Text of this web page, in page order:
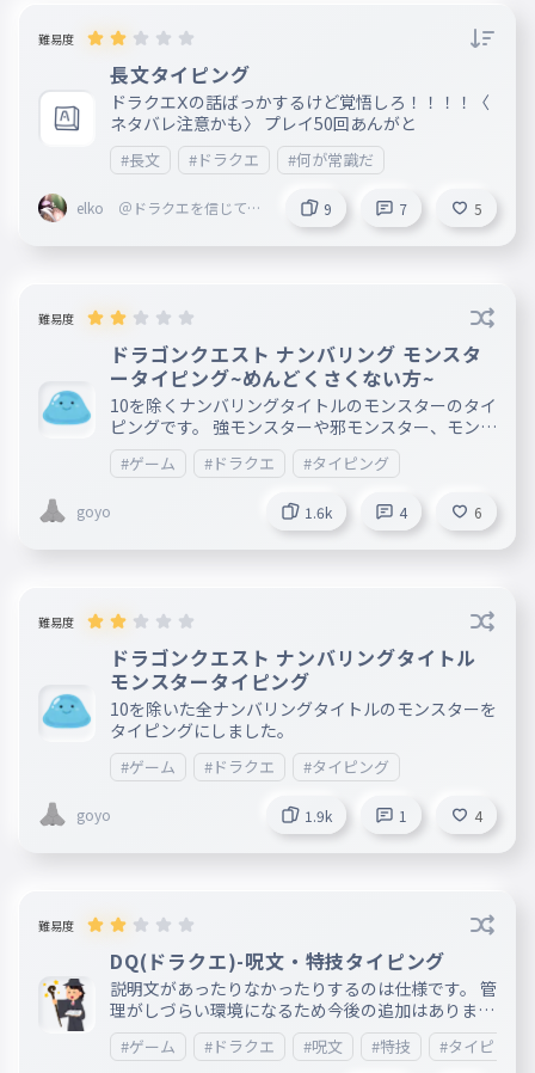
難易度
長文タイピング
ドラクエⅩの話ばっかするけど覚悟しろ！！！！〈
ネタバレ注意かも〉 プレイ50回あんがと
#長文 #ドラクエ #何が常識だ
elko ＠ドラクエを信じて生
9 7 5
難易度
ドラゴンクエスト ナンバリング モンスタ
ータイピング~めんどくさくない方~
10を除くナンバリングタイトルのモンスターのタイ
ピングです。 強モンスターや邪モンスター、モンス
ターではないと思われるものを削除してやりやすく
しました。
#ゲーム #ドラクエ #タイピング
goyo 1.6k 4 6
難易度
ドラゴンクエスト ナンバリングタイトル
モンスタータイピング
10を除いた全ナンバリングタイトルのモンスターを
タイピングにしました。
#ゲーム #ドラクエ #タイピング
goyo 1.9k 1 4
難易度
DQ(ドラクエ)-呪文・特技タイピング
説明文があったりなかったりするのは仕様です。 管
理がしづらい環境になるため今後の追加はありませ
ん。 コメントは是非ご自由にしてってください！
#ゲーム #ドラクエ #呪文 #特技 #タイピング